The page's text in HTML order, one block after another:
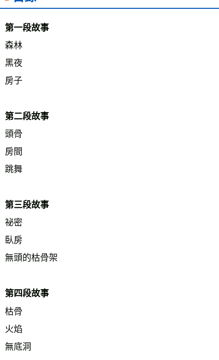
第一段故事
森林
黑夜
房子
第二段故事
頭骨
房間
跳舞
第三段故事
祕密
臥房
無頭的枯骨架
第四段故事
枯骨
火焰
無底洞